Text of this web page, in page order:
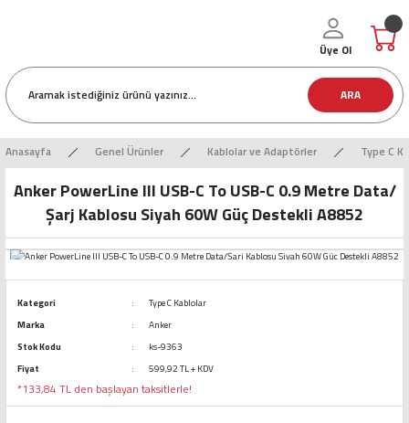
ARA
Üye Ol
Anasayfa Genel Ürünler Kablolar ve Adaptörler Type C
Anker PowerLine III USB-C To USB-C 0.9 Metre Data/
Şarj Kablosu Siyah 60W Güç Destekli A8852
Kategori
Type C Kablolar
Marka
Anker
Stok Kodu
ks-9363
Fiyat
599,92 TL + KDV
*133,84 TL den başlayan taksitlerle!